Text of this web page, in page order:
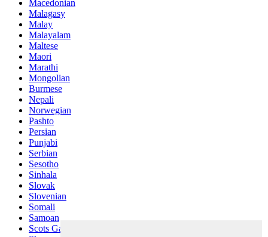
Macedonian
Malagasy
Malay
Malayalam
Maltese
Maori
Marathi
Mongolian
Burmese
Nepali
Norwegian
Pashto
Persian
Punjabi
Serbian
Sesotho
Sinhala
Slovak
Slovenian
Somali
Samoan
Scots Gaelic